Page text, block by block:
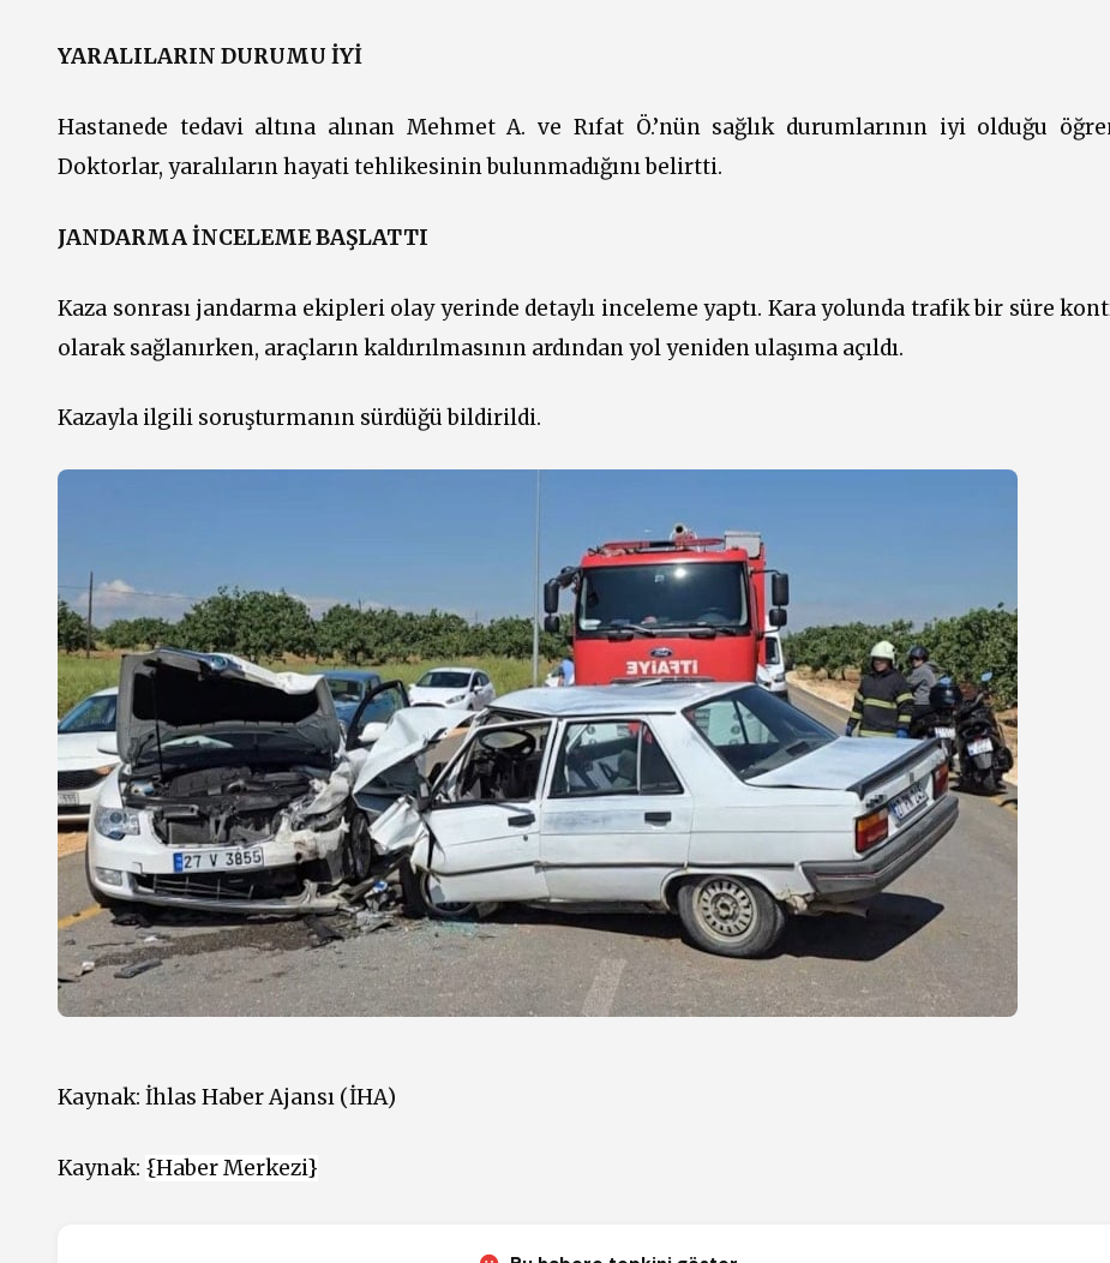
YARALILARIN DURUMU İYİ
Hastanede tedavi altına alınan Mehmet A. ve Rıfat Ö.’nün sağlık durumlarının iyi olduğu
Doktorlar, yaralıların hayati tehlikesinin bulunmadığını belirtti.
JANDARMA İNCELEME BAŞLATTI
Kaza sonrası jandarma ekipleri olay yerinde detaylı inceleme yaptı. Kara yolunda trafik bir süre
olarak sağlanırken, araçların kaldırılmasının ardından yol yeniden ulaşıma açıldı.
Kazayla ilgili soruşturmanın sürdüğü bildirildi.
Kaynak: İhlas Haber Ajansı (İHA)
Kaynak: {Haber Merkezi}